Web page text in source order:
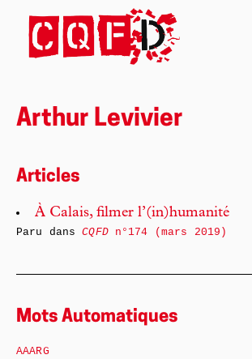
Arthur Levivier
Articles
À Calais, filmer l’(in)humanité
Paru dansCQFDn°174 (mars 2019)
Mots Automatiques
AAARG